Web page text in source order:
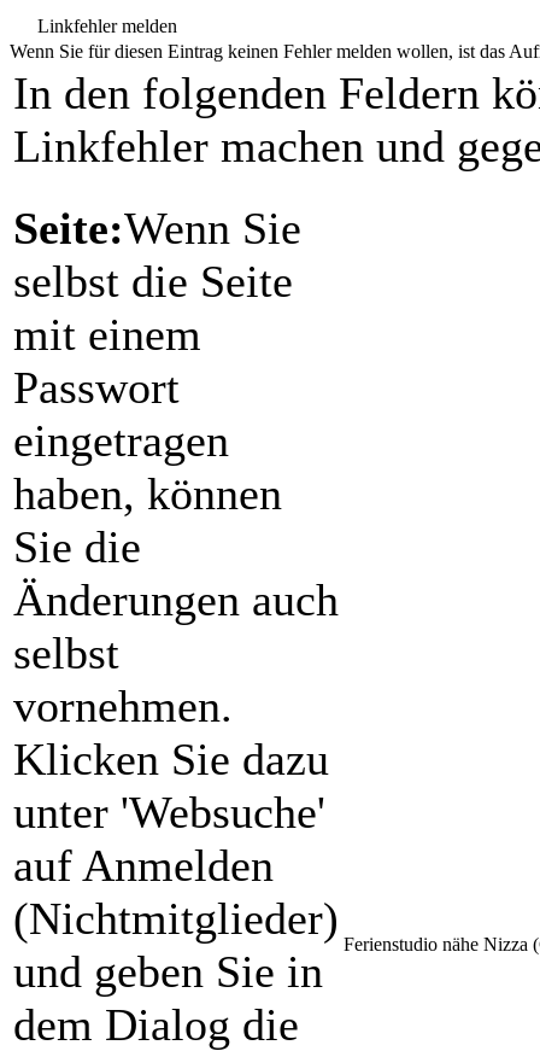
Linkfehler melden
Wenn Sie für diesen Eintrag keinen Fehler melden wollen, ist das
In den folgenden Feldern
Linkfehler machen und
Seite:Wenn Sie
selbst die Seite
mit einem
Passwort
eingetragen
haben, können
Sie die
Änderungen auch
selbst
vornehmen.
Klicken Sie dazu
unter 'Websuche'
auf Anmelden
(Nichtmitglieder)
und geben Sie in
dem Dialog die
Ferienstudio nähe Nizza